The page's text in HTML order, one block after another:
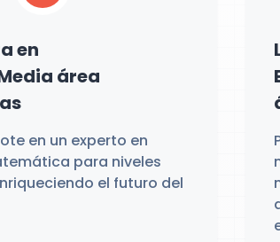
en
área
en un experto en
para niveles
el futuro del